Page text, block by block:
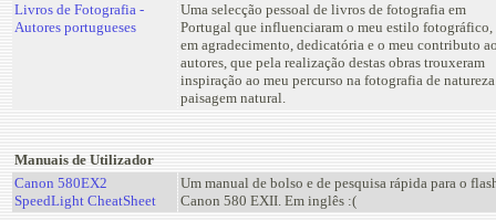
Livros de Fotografia -
Autores portugueses
Uma selecção pessoal de livros de fotografia em
Portugal que influenciaram o meu estilo fotográfico,
em agradecimento, dedicatória e o meu contributo
autores, que pela realização destas obras trouxeram
inspiração ao meu percurso na fotografia de
paisagem natural.
Manuais de Utilizador
Canon 580EX2
SpeedLight CheatSheet
Um manual de bolso e de pesquisa rápida para o
Canon 580 EXII. Em inglês :(